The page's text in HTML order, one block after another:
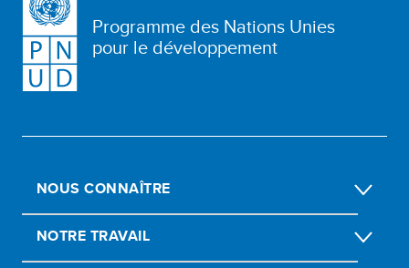
Programme des Nations Unies
pour le développement
NOUS CONNAÎTRE
NOTRE TRAVAIL